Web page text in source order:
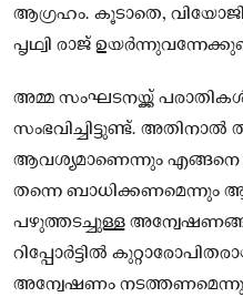
ആഗ്രഹം. കൂടാതെ,
പൃഥ്വി രാജ്
അമ്മ സംഘടനയ്ക്ക് പരാതികള്‍
സംഭവിച്ചിട്ടുണ്ട്.
ആവശ്യമാണെന്നും
തന്നെ ബാധിക്കണമെന്നും
പഴുത്തടച്ചുള്ള
റിപ്പോർട്ടിൽ
അന്വേഷണം